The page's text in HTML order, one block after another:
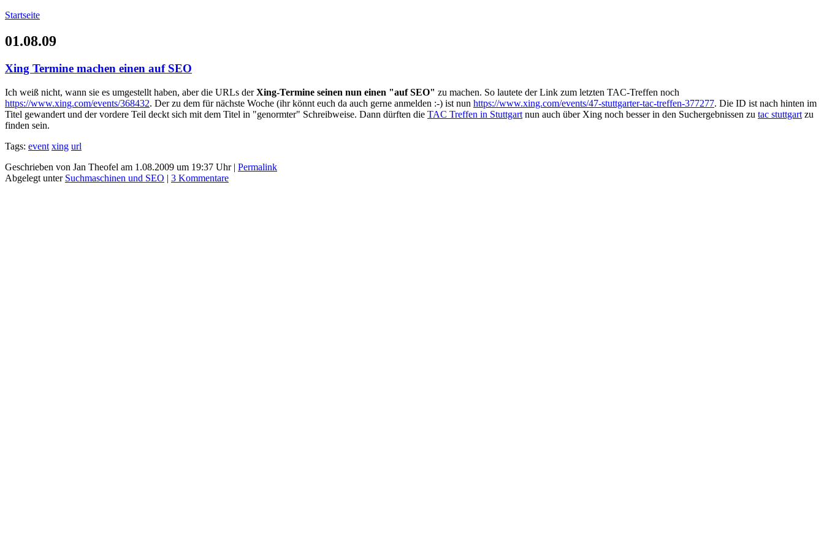
Startseite
01.08.09
Xing Termine machen einen auf SEO
Ich weiß nicht, wann sie es umgestellt haben, aber die URLs derXing-Termine seinen nun einen "auf SEO" zu machen. So lautete der Link zum letzten TAC-Treffen noch
https://www.xing.com/events/368432. Der zu dem für nächste Woche (ihr könnt euch da auch gerne anmelden :-) ist nun https://www.xing.com/events/47-stuttgarter-tac-treffen-377277. Die ID ist nach hinten im
Titel gewandert und der vordere Teil deckt sich mit dem Titel in "genormter" Schreibweise. Dann dürften die TAC Treffen in Stuttgart nun auch über Xing noch besser in den Suchergebnissen zu tac stuttgart zu
finden sein.
Tags: event xing url
Geschrieben von Jan Theofel am 1.08.2009 um 19:37 Uhr | Permalink
Abgelegt unter Suchmaschinen und SEO | 3 Kommentare